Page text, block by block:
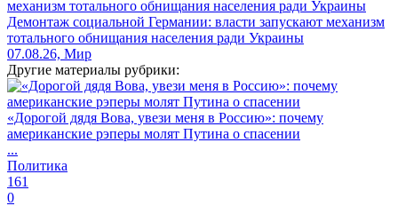
Демонтаж социальной Германии: власти запускают механизм
тотального обнищания населения ради Украины
07.08.26, Мир
Другие материалы рубрики:
«Дорогой дядя Вова, увези меня в Россию»: почему
американские рэперы молят Путина о спасении
...
Политика
161
0